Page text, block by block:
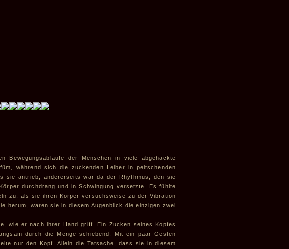
Bewegungsabläufe der Menschen in viele abgehackte
während sich die zuckenden Leiber in peitschenden
sie antrieb, andererseits war da der Rhythmus, den sie
durchdrang und in Schwingung versetzte. Es fühlte
zu, als sie ihren Körper versuchsweise zu der Vibration
herum, waren sie in diesem Augenblick die einzigen zwei
wie er nach ihrer Hand griff. Ein Zucken seines Kopfes
durch die Menge schiebend. Mit ein paar Gesten
nur den Kopf. Allein die Tatsache, dass sie in diesem